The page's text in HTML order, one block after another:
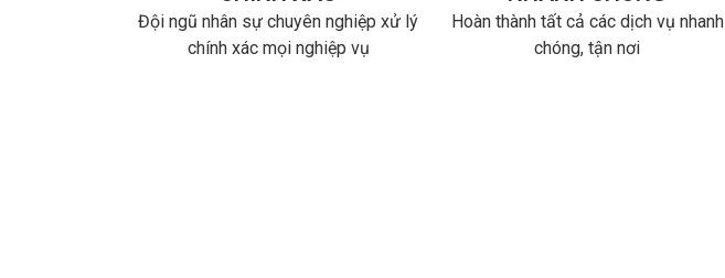
Đội ngũ nhân sự chuyên nghiệp xử lý
chính xác mọi nghiệp vụ
Hoàn thành tất cả các dịch vụ nhanh
chóng, tận nơi